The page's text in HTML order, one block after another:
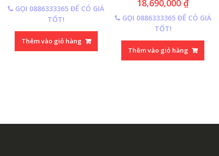
GỌI 0886333365 ĐỂ CÓ GIÁ
TỐT!
Thêm vào giỏ hàng
18,690,000 ₫
GỌI 0886333365 ĐỂ CÓ GIÁ
TỐT!
Thêm vào giỏ hàng